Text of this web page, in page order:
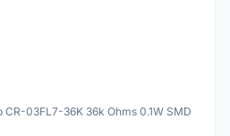
03FL7-36K 36k Ohms 0.1W SMD